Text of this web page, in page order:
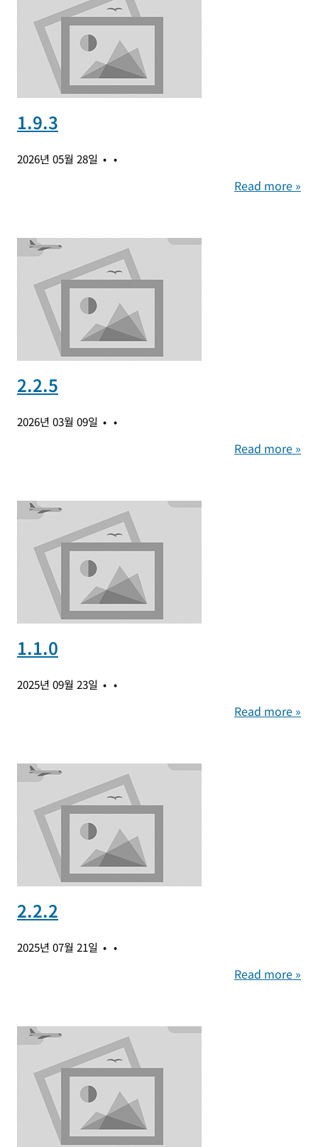
1.9.3
2026년 05월 28일
Read more »
2.2.5
2026년 03월 09일
Read more »
1.1.0
2025년 09월 23일
Read more »
2.2.2
2025년 07월 21일
Read more »